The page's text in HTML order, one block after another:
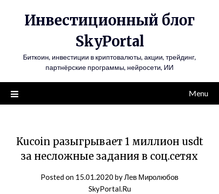
Инвестиционный блог
SkyPortal
Биткоин, инвестиции в криптовалюты, акции, трейдинг,
партнёрские программы, нейросети, ИИ
Menu
Kucoin разыгрывает 1 миллион usdt
за несложные задания в соц.сетях
Posted on 15.01.2020 byЛев Миролюбов
SkyPortal.Ru